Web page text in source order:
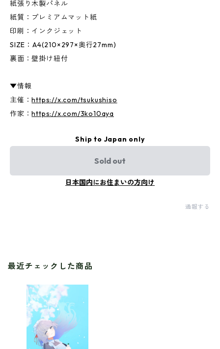
紙張り木製パネル
紙質：プレミアムマット紙
印刷：インクジェット
SIZE：A4(210×297×奥行27mm)
裏面：壁掛け紐付
▼情報
主催：https://x.com/tsukushiso
作家：https://x.com/3ko10aya
Ship to Japan only
Sold out
日本国内にお住まいの方向け
通報する
最近チェックした商品